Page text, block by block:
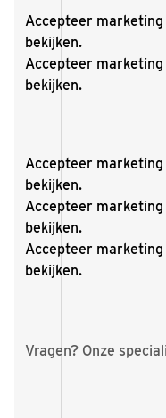
Accepteer marketing
bekijken.
Accepteer marketing
bekijken.
Accepteer marketing
bekijken.
Accepteer marketing
bekijken.
Accepteer marketing
bekijken.
Vragen? Onze